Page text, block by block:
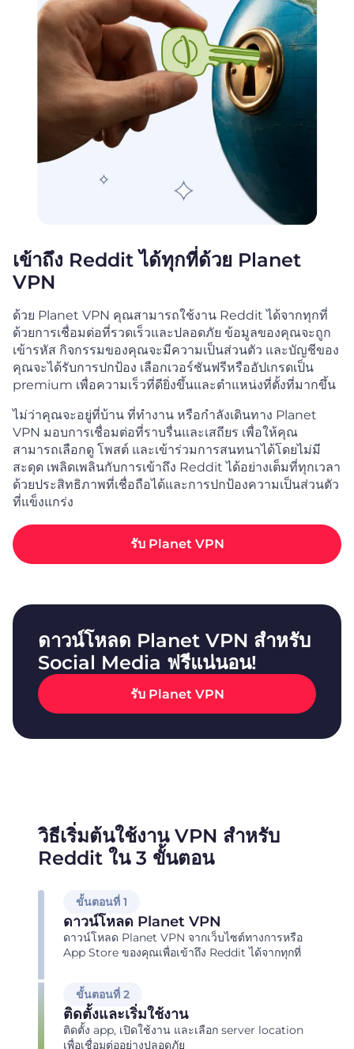
เข้าถึง Reddit ได้ทุกที่ด้วย Planet
VPN
ด้วย Planet VPN คุณสามารถใช้งาน Reddit ได้จากทุกที่
ด้วยการเชื่อมต่อที่รวดเร็วและปลอดภัย ข้อมูลของคุณจะถูก
เข้ารหัส กิจกรรมของคุณจะมีความเป็นส่วนตัว และบัญชีของ
คุณจะได้รับการปกป้อง เลือกเวอร์ชันฟรีหรืออัปเกรดเป็น
premium เพื่อความเร็วที่ดียิ่งขึ้นและตำแหน่งที่ตั้งที่มากขึ้น
ไม่ว่าคุณจะอยู่ที่บ้าน ที่ทำงาน หรือกำลังเดินทาง Planet
VPN มอบการเชื่อมต่อที่ราบรื่นและเสถียร เพื่อให้คุณ
สามารถเลือกดู โพสต์ และเข้าร่วมการสนทนาได้โดยไม่มี
สะดุด เพลิดเพลินกับการเข้าถึง Reddit ได้อย่างเต็มที่ทุกเวลา
ด้วยประสิทธิภาพที่เชื่อถือได้และการปกป้องความเป็นส่วนตัว
ที่แข็งแกร่ง
รับ Planet VPN
ดาวน์โหลด Planet VPN สำหรับ
Social Media ฟรีแน่นอน!
รับ Planet VPN
วิธีเริ่มต้นใช้งาน VPN สำหรับ
Reddit ใน 3 ขั้นตอน
ขั้นตอนที่ 1
ดาวน์โหลด Planet VPN
ดาวน์โหลด Planet VPN จากเว็บไซต์ทางการหรือ
App Store ของคุณเพื่อเข้าถึง Reddit ได้จากทุกที่
ขั้นตอนที่ 2
ติดตั้งและเริ่มใช้งาน
ติดตั้ง app, เปิดใช้งาน และเลือก server location
เพื่อเชื่อมต่ออย่างปลอดภัย